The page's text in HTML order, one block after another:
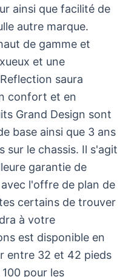
ainsi que facilité de
autre marque.
de gamme et
et une
saura
confort et en
Grand Design sont
base ainsi que 3 ans
sur le chassis. Il s'agit
garantie de
l'offre de plan de
certains de trouver
à votre
est disponible en
entre 32 et 42 pieds
100 pour les